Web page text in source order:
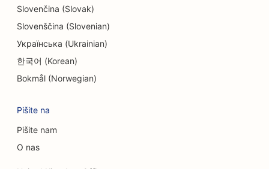
SEO za storitve Facelift
SEO za restavracije Farm-to-Table
SEO za družinske restavracije
SEO za fine dining restavracije
Slovenčina (Slovak)
Slovenščina (Slovenian)
Українська (Ukrainian)
한국어 (Korean)
Bokmål (Norwegian)
Pišite na
Pišite nam
O nas